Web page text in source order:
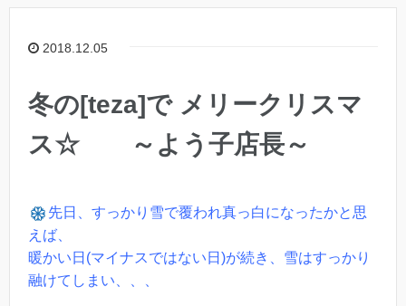
2018.12.05
冬の[teza]で メリークリスマ
ス☆ ～よう子店長～
先日、すっかり雪で覆われ真っ白になったかと思
えば、
暖かい日(マイナスではない日)が続き、雪はすっかり
融けてしまい、、、